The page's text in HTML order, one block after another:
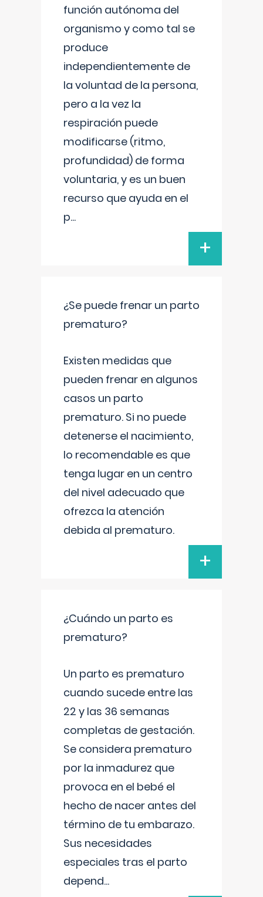
función autónoma del
organismo y como tal se
produce
independientemente de
la voluntad de la persona,
pero a la vez la
respiración puede
modificarse (ritmo,
profundidad) de forma
voluntaria, y es un buen
recurso que ayuda en el
p...
+
¿Se puede frenar un parto
prematuro?
Existen medidas que
pueden frenar en algunos
casos un parto
prematuro. Si no puede
detenerse el nacimiento,
lo recomendable es que
tenga lugar en un centro
del nivel adecuado que
ofrezca la atención
debida al prematuro.
+
¿Cuándo un parto es
prematuro?
Un parto es prematuro
cuando sucede entre las
22 y las 36 semanas
completas de gestación.
Se considera prematuro
por la inmadurez que
provoca en el bebé el
hecho de nacer antes del
término de tu embarazo.
Sus necesidades
especiales tras el parto
depend...